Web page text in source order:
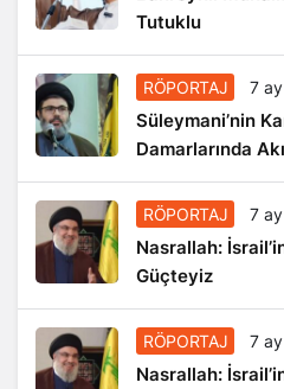
Tutuklu
RÖPORTAJ 7 ay
Süleymani’nin
Damarlarında
RÖPORTAJ 7 ay
Nasrallah:
Güçteyiz
RÖPORTAJ 7 ay
Nasrallah: